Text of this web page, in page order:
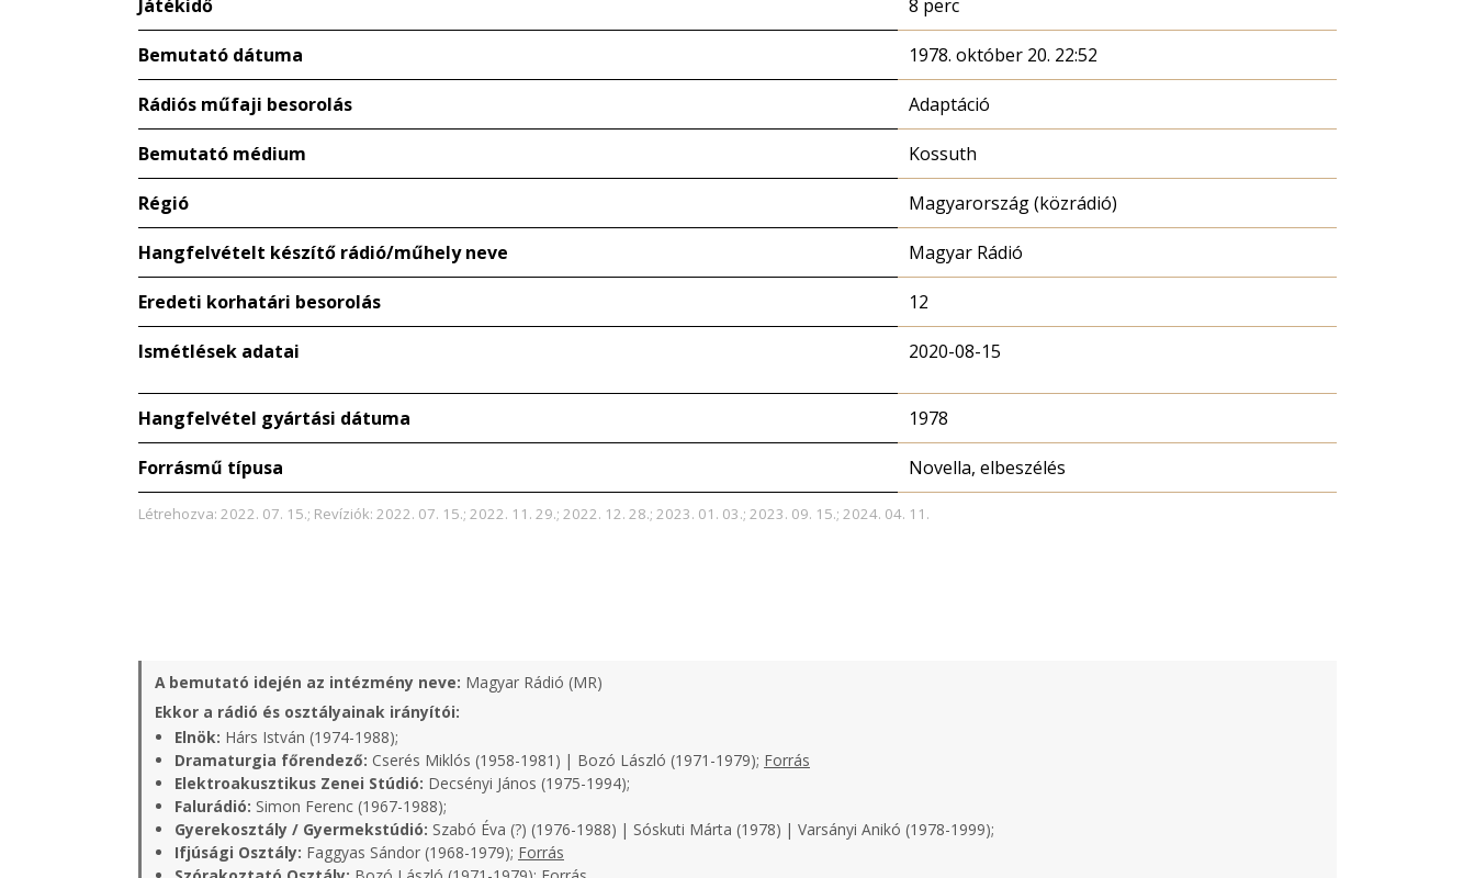
Játékidő 8 perc
Bemutató dátuma 1978. október 20. 22:52
Rádiós műfaji besorolás Adaptáció
Bemutató médium Kossuth
Régió Magyarország (közrádió)
Hangfelvételt készítő rádió/műhely neve Magyar Rádió
Eredeti korhatári besorolás 12
Ismétlések adatai 2020-08-15
Hangfelvétel gyártási dátuma 1978
Forrásmű típusa Novella, elbeszélés
Létrehozva: 2022. 07. 15.; Revíziók: 2022. 07. 15.; 2022. 11. 29.; 2022. 12. 28.; 2023. 01. 03.; 2023. 09. 15.; 2024. 04. 11.
A bemutató idején az intézmény neve: Magyar Rádió (MR)
Ekkor a rádió és osztályainak irányítói:
Elnök: Hárs István (1974-1988);
Dramaturgia főrendező: Cserés Miklós (1958-1981) | Bozó László (1971-1979); Forrás
Elektroakusztikus Zenei Stúdió: Decsényi János (1975-1994);
Falurádió: Simon Ferenc (1967-1988);
Gyerekosztály / Gyermekstúdió: Szabó Éva (?) (1976-1988) | Sóskuti Márta (1978) | Varsányi Anikó (1978-1999);
Ifjúsági Osztály: Faggyas Sándor (1968-1979); Forrás